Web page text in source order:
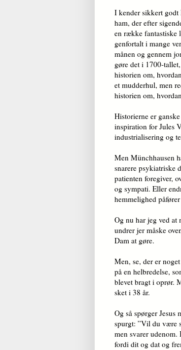
I kender sikkert godt
ham, der efter
en række fantastiske
genfortalt i mange
månen og gennem
gøre det i 1700-
historien om,
et mudderhul, men
historien om,
Historierne er
inspiration for Jules
industrialisering og
Men Münchhausen
snarere psykiatriske
patienten foregiver,
og sympati. Eller
hemmelighed
Og nu har jeg ved
undrer jer måske
Dam at gøre.
Men, se, der er
på en helbredelse,
blevet bragt i oprør.
sket i 38 år.
Og så spørger
spurgt: ”Vil du være
men svarer
fordi dit og dat og